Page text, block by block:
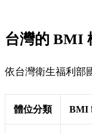
台灣的 BMI
依台灣衛生福利部
體位分類 BMI